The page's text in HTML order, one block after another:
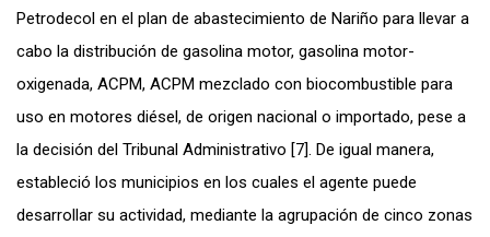
Petrodecol en el plan de abastecimiento de Nariño para llevar a
cabo la distribución de gasolina motor, gasolina motor-
oxigenada, ACPM, ACPM mezclado con biocombustible para
uso en motores diésel, de origen nacional o importado, pese a
la decisión del Tribunal Administrativo [7]. De igual manera,
estableció los municipios en los cuales el agente puede
desarrollar su actividad, mediante la agrupación de cinco zonas